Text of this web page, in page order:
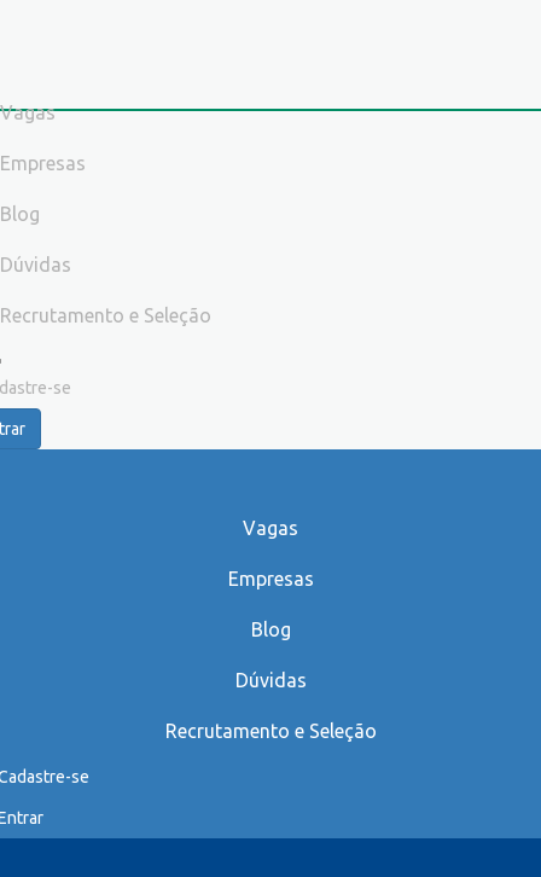
Vagas
Empresas
Blog
Dúvidas
Recrutamento e Seleção
se
Vagas
Empresas
Blog
Dúvidas
Recrutamento e Seleção
se